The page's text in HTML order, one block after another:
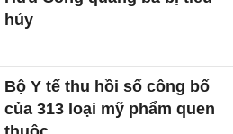
hủy
Bộ Y tế thu hồi số công bố
của 313 loại mỹ phẩm quen